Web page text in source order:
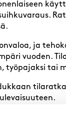
ja
vuoden.
työpajaksi tai
lomake.